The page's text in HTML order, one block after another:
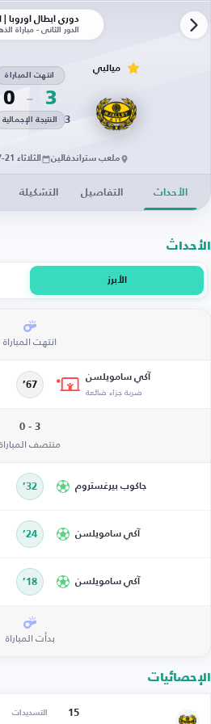
الدور الثاني - مباراة
3
انتهت المباراة
0
3 النتيجة الإجمالية
ملعب ستراندفالين الثلاثاء 21-07-2026 · 07:00 م
الأحداث التفاصيل التشكيلة
الأحداث
الأبرز
انتهت المباراة
آكي سامويلسن
ضربة جزاء ضائعة 67’
3 - 0
منتصف المباراة
جاكوب بيرغستروم 32’
آكي سامويلسن 24’
آكي سامويلسن 18’
بدأت المباراة
الإحصائيات
15 التسديدات